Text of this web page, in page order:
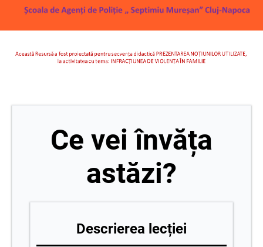
Ce vei învăța
astăzi?
Descrierea lecției